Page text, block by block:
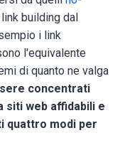
building dal
i link
l'equivalente
di quanto ne valga
concentrati
siti web affidabili e
quattro modi per